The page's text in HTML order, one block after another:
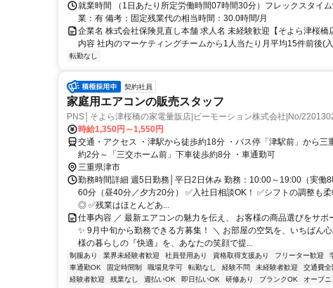
就業時間 （1日あたり所定労働時間07時間30分）フレックスタイ
業：有 備考：固定残業代の相当時間：30.0時間/月
企業名 株式会社保険見直し本舗 求人名 未経験歓迎【そよら津桜
内容 社内のマーケティングチームから1人当たり月平均15件前後(
転勤なし
契約社員
家庭用エアコンの販売スタッフ
PNS│そよら津桜橋の家電量販店|ビーモーション株式会社|No/
時給1,350円～1,550円
交通・アクセス ・津駅から徒歩約18分 ・バス停「津駅前」から三
約2分～「三交ホーム前」下車徒歩約8分 ・車通勤可
三重県津市
勤務時間詳細 週5日勤務│平日2日休み 勤務：10:00～19:00（実働8
60分（昼40分／夕方20分） ✅入社日相談OK！ ✅シフトの調整も
◎ ✅残業はほとんどあ...
仕事内容 ／ 最新エアコンの魅力を伝え、 お客様の商品選びをサポ
✨ 9月中旬から勤務できる方募集！ ＼ お部屋の空気を、いちばん
様の暮らしの『快適』を、あなたの笑顔で提...
制服あり 業界未経験者歓迎 社員登用あり 資格取得支援あり フリーター歓迎
車通勤OK
固定時間制 職場見学可 転勤なし 経験不問 未経験者歓迎
交通費全
経験者歓迎
残業なし 週払いOK 即日払いOK 研修あり ブランクOK オープ